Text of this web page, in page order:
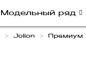
Модельный ряд
Jolion Премиум